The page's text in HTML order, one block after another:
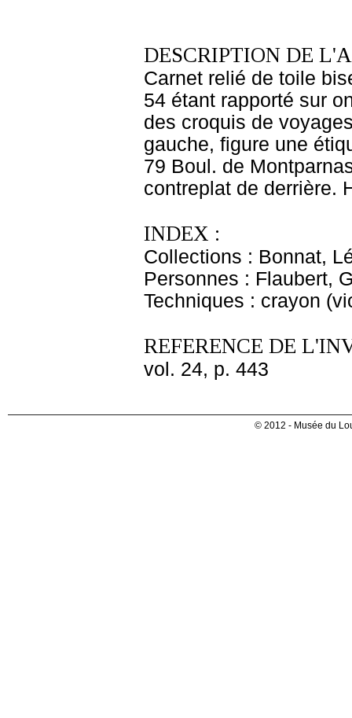
DESCRIPTION DE
Carnet relié de toile
54 étant rapporté sur
des croquis de
gauche, figure une
79 Boul. de
contreplat de derrière.
INDEX :
Collections : Bonnat,
Personnes : Flaubert,
Techniques : crayon
REFERENCE DE
vol. 24, p. 443
© 2012 - Musée du